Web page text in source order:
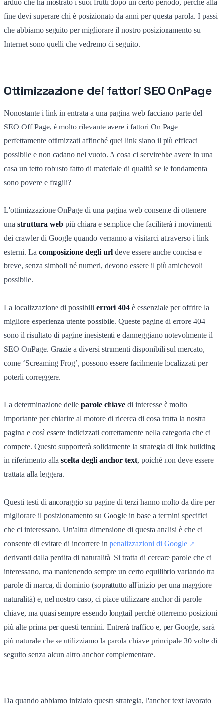
arduo che ha mostrato i suoi frutti dopo un certo periodo, perché alla
fine devi superare chi è posizionato da anni per questa parola. I passi
che abbiamo seguito per migliorare il nostro posizionamento su
Internet sono quelli che vedremo di seguito.
Ottimizzazione dei fattori SEO OnPage
Nonostante i link in entrata a una pagina web facciano parte del
SEO Off Page, è molto rilevante avere i fattori On Page
perfettamente ottimizzati affinché quei link siano il più efficaci
possibile e non cadano nel vuoto. A cosa ci servirebbe avere in una
casa un tetto robusto fatto di materiale di qualità se le fondamenta
sono povere e fragili?
L'ottimizzazione OnPage di una pagina web consente di ottenere
una struttura web più chiara e semplice che faciliterà i movimenti
dei crawler di Google quando verranno a visitarci attraverso i link
esterni. La composizione degli url deve essere anche concisa e
breve, senza simboli né numeri, devono essere il più amichevoli
possibile.
La localizzazione di possibili errori 404 è essenziale per offrire la
migliore esperienza utente possibile. Queste pagine di errore 404
sono il risultato di pagine inesistenti e danneggiano notevolmente il
SEO OnPage. Grazie a diversi strumenti disponibili sul mercato,
come ‘Screaming Frog’, possono essere facilmente localizzati per
poterli correggere.
La determinazione delle parole chiave di interesse è molto
importante per chiarire al motore di ricerca di cosa tratta la nostra
pagina e così essere indicizzati correttamente nella categoria che ci
compete. Questo supporterà solidamente la strategia di link building
in riferimento alla scelta degli anchor text, poiché non deve essere
trattata alla leggera.
Questi testi di ancoraggio su pagine di terzi hanno molto da dire per
migliorare il posizionamento su Google in base a termini specifici
che ci interessano. Un'altra dimensione di questa analisi è che ci
consente di evitare di incorrere in penalizzazioni di Google
derivanti dalla perdita di naturalità. Si tratta di cercare parole che ci
interessano, ma mantenendo sempre un certo equilibrio variando tra
parole di marca, di dominio (soprattutto all'inizio per una maggiore
naturalità) e, nel nostro caso, ci piace utilizzare anchor di parole
chiave, ma quasi sempre essendo longtail perché otterremo posizioni
più alte prima per questi termini. Entrerà traffico e, per Google, sarà
più naturale che se utilizziamo la parola chiave principale 30 volte di
seguito senza alcun altro anchor complementare.
Da quando abbiamo iniziato questa strategia, l'anchor text lavorato